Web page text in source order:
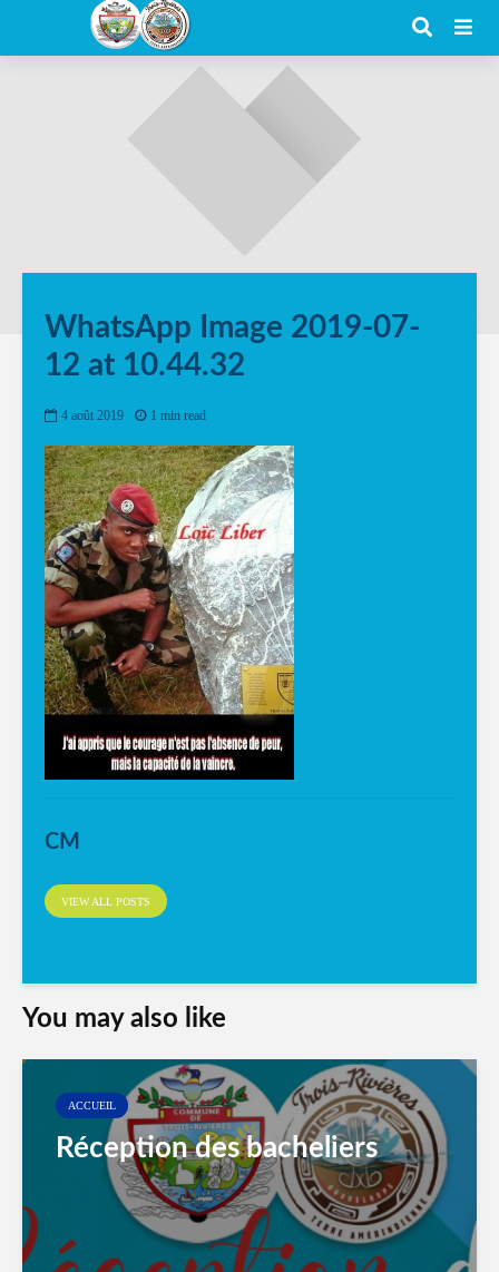
WhatsApp Image 2019-07-
12 at 10.44.32
4 août 2019 1 min read
CM
VIEW ALL POSTS
You may also like
ACCUEIL
Réception des bacheliers